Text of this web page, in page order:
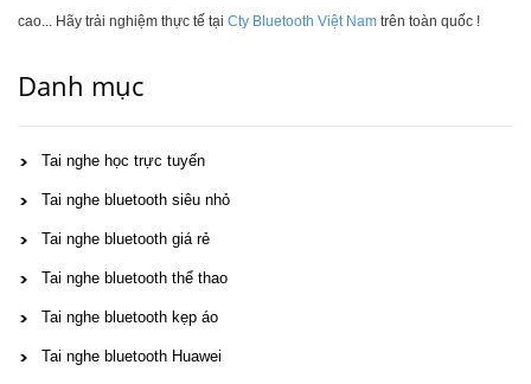
cao... Hãy trải nghiệm thực tế tại Cty Bluetooth Việt Nam trên toàn quốc !
Danh mục
Tai nghe học trực tuyến
Tai nghe bluetooth siêu nhỏ
Tai nghe bluetooth giá rẻ
Tai nghe bluetooth thể thao
Tai nghe bluetooth kẹp áo
Tai nghe bluetooth Huawei